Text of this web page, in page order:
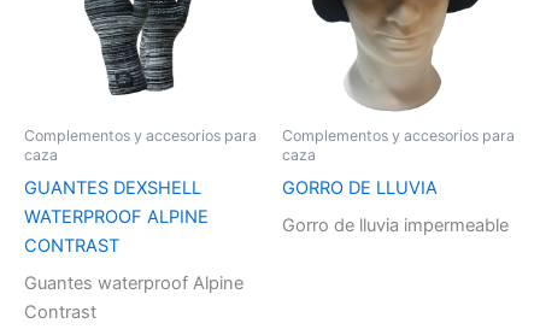
Complementos y accesorios para
caza
GUANTES DEXSHELL
WATERPROOF ALPINE
CONTRAST
Guantes waterproof Alpine
Contrast
Complementos y accesorios para
caza
GORRO DE LLUVIA
Gorro de lluvia impermeable